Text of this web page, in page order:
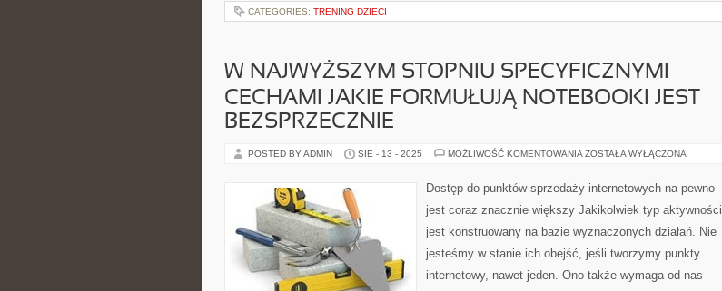
CATEGORIES: TRENING DZIECI
W NAJWYŻSZYM STOPNIU SPECYFICZNYMI
CECHAMI JAKIE FORMUŁUJĄ NOTEBOOKI JEST
BEZSPRZECZNIE
POSTED BY ADMIN SIE - 13 - 2025 MOŻLIWOŚĆ KOMENTOWANIA W
SPECYFICZNYMI
CECHAMI
FORMUŁUJĄ
JEST
ZOSTAŁA WYŁĄCZONA
Dostęp do punktów sprzedaży internetowych na pewno
jest coraz znacznie większy Jakikolwiek typ aktywności
jest konstruowany na bazie wyznaczonych działań. Nie
jesteśmy w stanie ich obejść, jeśli tworzymy punkty
internetowy, nawet jeden. Ono także wymaga od nas